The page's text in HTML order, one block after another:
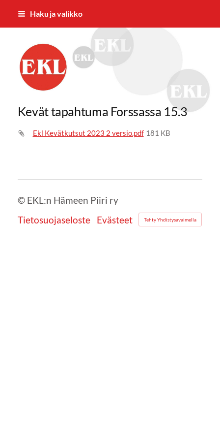
Siirry
Haku ja valikko
EKL:n Hämeen Piiri ry
Kevät tapahtuma Forssassa 15.3
Ekl Kevätkutsut 2023 2 versio.pdf 181 KB
© EKL:n Hämeen Piiri ry
Tietosuojaseloste
Evästeet Tehty Yhdistysavaimella